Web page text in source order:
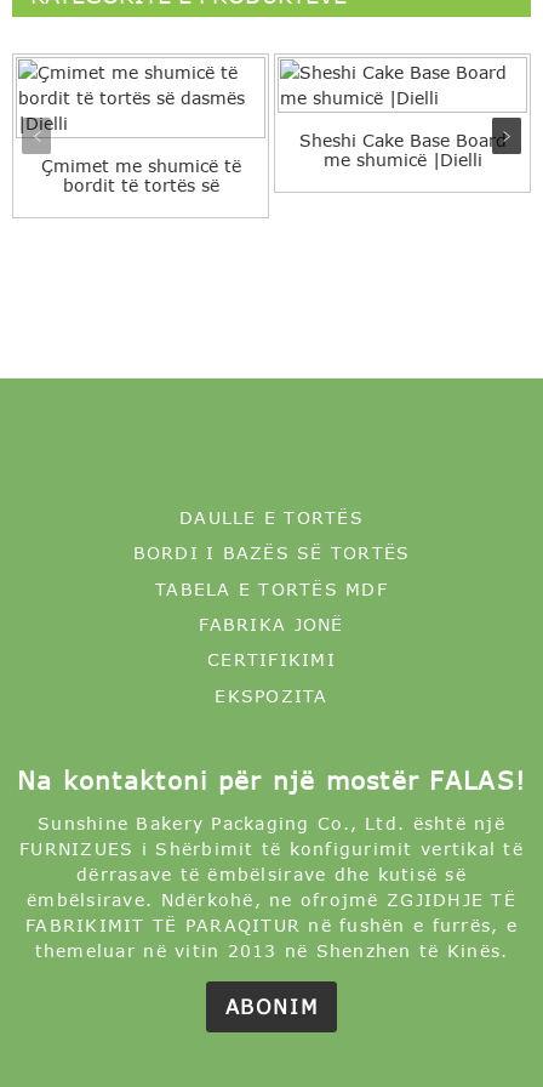
Çmimet me shumicë të
bordit të tortës së
Sheshi Cake Base Board
me shumicë |Dielli
DAULLE E TORTËS
BORDI I BAZËS SË TORTËS
TABELA E TORTËS MDF
FABRIKA JONË
CERTIFIKIMI
EKSPOZITA
Na kontaktoni për një mostër FALAS!
Sunshine Bakery Packaging Co., Ltd. është një
FURNIZUES i Shërbimit të konfigurimit vertikal të
dërrasave të ëmbëlsirave dhe kutisë së
ëmbëlsirave. Ndërkohë, ne ofrojmë ZGJIDHJE TË
FABRIKIMIT TË PARAQITUR në fushën e furrës, e
themeluar në vitin 2013 në Shenzhen të Kinës.
ABONIM